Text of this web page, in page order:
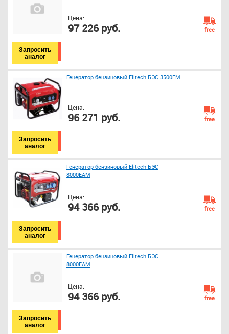
Цена:
97 226 руб.
Запросить
аналог
free
Генератор бензиновый Elitech БЭС 3500ЕМ
Цена:
96 271 руб.
Запросить
аналог
free
Генератор бензиновый Elitech БЭС
8000ЕАМ
Цена:
94 366 руб.
Запросить
аналог
free
Генератор бензиновый Elitech БЭС
8000ЕАМ
Цена:
94 366 руб.
Запросить
аналог
free